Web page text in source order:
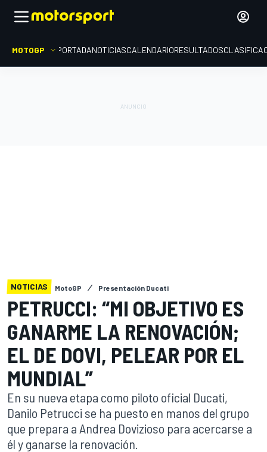
MOTOGP PORTADANOTICIASCALENDARIORESULTADOS
NOTICIAS MotoGP Presentación Ducati
PETRUCCI: “MI OBJETIVO ES
GANARME LA RENOVACIÓN;
EL DE DOVI, PELEAR POR EL
MUNDIAL”
En su nueva etapa como piloto oficial Ducati,
Danilo Petrucci se ha puesto en manos del grupo
que prepara a Andrea Dovizioso para acercarse a
él y ganarse la renovación.